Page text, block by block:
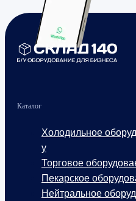
Каталог
Холодильное
у
Торговое
Пекарское
Нейтральное